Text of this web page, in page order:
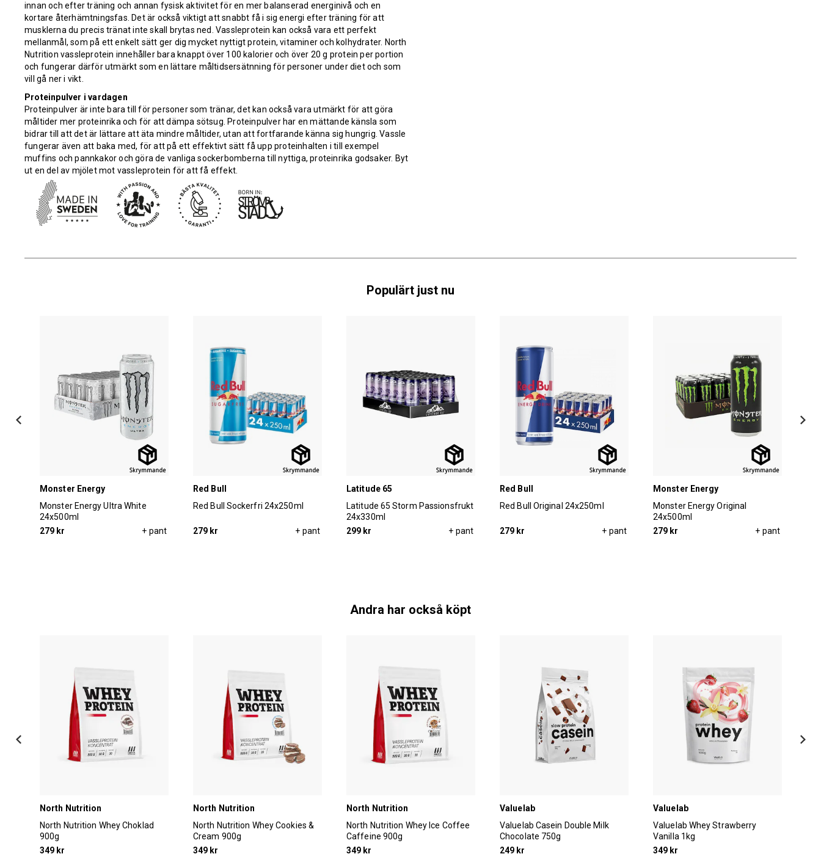
innan och efter träning och annan fysisk aktivitet för en mer balanserad energinivå och en
kortare återhämtningsfas. Det är också viktigt att snabbt få i sig energi efter träning för att
musklerna du precis tränat inte skall brytas ned. Vassleprotein kan också vara ett perfekt
mellanmål, som på ett enkelt sätt ger dig mycket nyttigt protein, vitaminer och kolhydrater. North
Nutrition vassleprotein innehåller bara knappt över 100 kalorier och över 20 g protein per portion
och fungerar därför utmärkt som en lättare måltidsersätnning för personer under diet och som
vill gå ner i vikt.
Proteinpulver i vardagen
Proteinpulver är inte bara till för personer som tränar, det kan också vara utmärkt för att göra
måltider mer proteinrika och för att dämpa sötsug. Proteinpulver har en mättande känsla som
bidrar till att det är lättare att äta mindre måltider, utan att fortfarande känna sig hungrig. Vassle
fungerar även att baka med, för att på ett effektivt sätt få upp proteinhalten i till exempel
muffins och pannkakor och göra de vanliga sockerbomberna till nyttiga, proteinrika godsaker. Byt
ut en del av mjölet mot vassleprotein för att få effekt.
Populärt just nu
Monster Energy
Monster Energy Ultra White
24x500ml
279 kr
+ pant
Red Bull
Red Bull Sockerfri 24x250ml
279 kr + pant
Latitude 65
Latitude 65 Storm Passionsfrukt
24x330ml
299 kr
+ pant
Red Bull
Red Bull Original 24x250ml
279 kr + pant
Monster Energy
Monster Energy Original
24x500ml
279 kr
+ pant
Andra har också köpt
North Nutrition
North Nutrition Whey Choklad
900g
349 kr
North Nutrition
North Nutrition Whey Cookies &
Cream 900g
349 kr
North Nutrition
North Nutrition Whey Ice Coffee
Caffeine 900g
349 kr
Valuelab
Valuelab Casein Double Milk
Chocolate 750g
249 kr
Valuelab
Valuelab Whey Strawberry
Vanilla 1kg
349 kr